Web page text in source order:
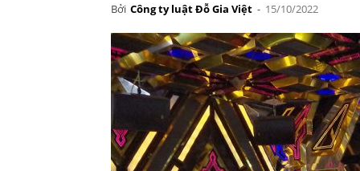
Bởi Công ty luật Đỗ Gia Việt - 15/10/2022